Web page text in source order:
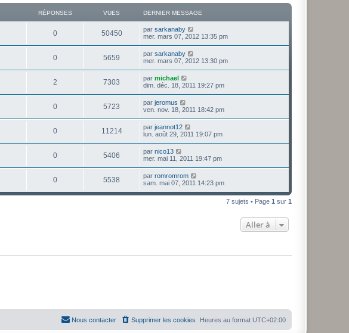
RÉPONSES VUES DERNIER MESSAGE
0 50450 par sarkanaby
mer. mars 07, 2012 13:35 pm
0 5659 par sarkanaby
mer. mars 07, 2012 13:30 pm
2 7303 par michael
dim. déc. 18, 2011 19:27 pm
0 5723 par jeromus
ven. nov. 18, 2011 18:42 pm
0 11214 par jeannot12
lun. août 29, 2011 19:07 pm
0 5406 par nico13
mer. mai 11, 2011 19:47 pm
0 5538 par romromrom
sam. mai 07, 2011 14:23 pm
7 sujets • Page 1 sur 1
Aller à
Heures au format UTC+02:00
Supprimer les cookies
Nous contacter